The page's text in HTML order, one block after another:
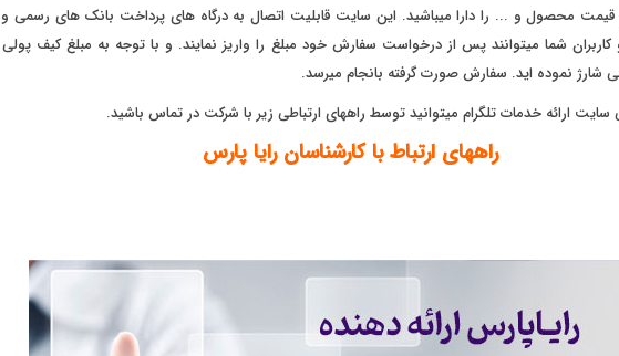
محصول و ... را دارا میباشید. این سایت قابلیت اتصال به درگاه های پرداخت بانک های رسمی و
شما میتوانند پس از درخواست سفارش خود مبلغ را واریز نمایند. و با توجه به مبلغ کیف
شارژ نموده اید. سفارش صورت گرفته بانجام میرسد.
ارائه خدمات تلگرام میتوانید توسط راههای ارتباطی زیر با شرکت در تماس باشید.
راههای ارتباط با کارشناسان رایا پارس